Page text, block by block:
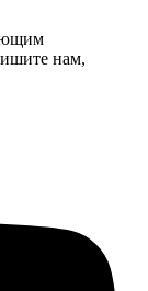
нам,